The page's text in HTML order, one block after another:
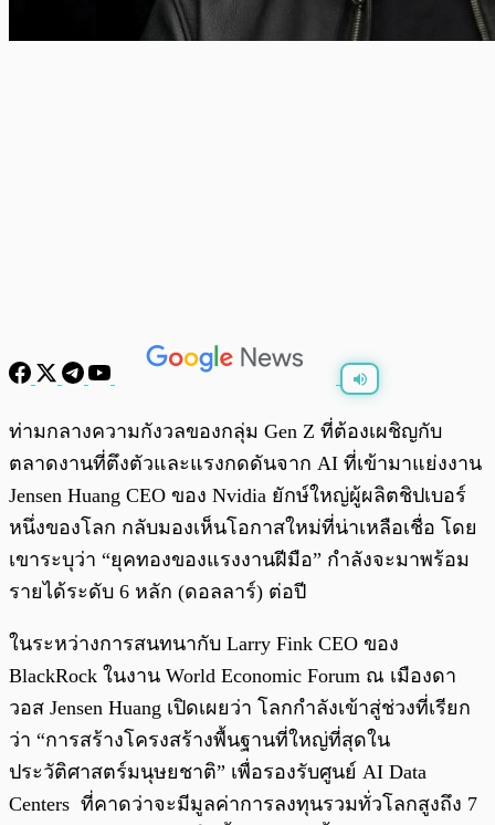
0:00 0:00
ท่ามกลางความกังวลของกลุ่ม Gen Z ที่ต้องเผชิญกับ
ตลาดงานที่ตึงตัวและแรงกดดันจาก AI ที่เข้ามาแย่งงาน
Jensen Huang CEO ของ Nvidia ยักษ์ใหญ่ผู้ผลิตชิปเบอร์
หนึ่งของโลก กลับมองเห็นโอกาสใหม่ที่น่าเหลือเชื่อ โดย
เขาระบุว่า “ยุคทองของแรงงานฝีมือ” กำลังจะมาพร้อม
รายได้ระดับ 6 หลัก (ดอลลาร์) ต่อปี
ในระหว่างการสนทนากับ Larry Fink CEO ของ
BlackRock ในงาน World Economic Forum ณ เมืองดา
วอส Jensen Huang เปิดเผยว่า โลกกำลังเข้าสู่ช่วงที่เรียก
ว่า “การสร้างโครงสร้างพื้นฐานที่ใหญ่ที่สุดใน
ประวัติศาสตร์มนุษยชาติ” เพื่อรองรับศูนย์ AI Data
Centers ที่คาดว่าจะมีมูลค่าการลงทุนรวมทั่วโลกสูงถึง 7